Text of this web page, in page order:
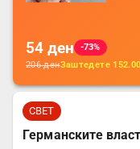
54 ден
-73%
206денЗаштедете 152.00
СВЕТ
Германските